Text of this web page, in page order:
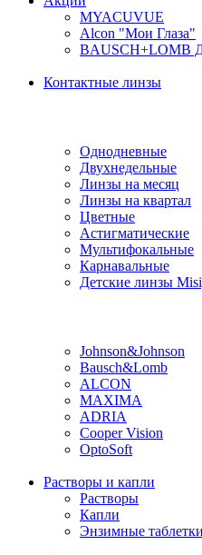
MYACUVUE
Alcon "Мои Глаза"
BAUSCH+LOMB
Контактные линзы
Однодневные
Двухнедельные
Линзы на месяц
Линзы на квартал
Цветные
Астигматические
Мультифокальные
Карнавальные
Детские линзы
Johnson&Johnson
Bausch&Lomb
ALCON
MAXIMA
ADRIA
Cooper Vision
OptoSoft
Растворы и капли
Растворы
Капли
Энзимные таблетки